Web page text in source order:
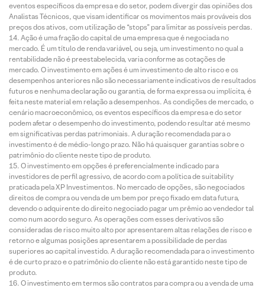
eventos específicos da empresa e do setor, podem divergir das opiniões dos
Analistas Técnicos, que visam identificar os movimentos mais prováveis dos
preços dos ativos, com utilização de “stops” para limitar as possíveis perdas.
Ação é uma fração do capital de uma empresa que é negociada no
mercado. É um título de renda variável, ou seja, um investimento no qual a
rentabilidade não é preestabelecida, varia conforme as cotações de
mercado. O investimento em ações é um investimento de alto risco e os
desempenhos anteriores não são necessariamente indicativos de resultados
futuros e nenhuma declaração ou garantia, de forma expressa ou implícita, é
feita neste material em relação a desempenhos. As condições de mercado, o
cenário macroeconômico, os eventos específicos da empresa e do setor
podem afetar o desempenho do investimento, podendo resultar até mesmo
em significativas perdas patrimoniais. A duração recomendada para o
investimento é de médio-longo prazo. Não há quaisquer garantias sobre o
patrimônio do cliente neste tipo de produto.
O investimento em opções é preferencialmente indicado para
investidores de perfil agressivo, de acordo com a política de suitability
praticada pela XP Investimentos. No mercado de opções, são negociados
direitos de compra ou venda de um bem por preço fixado em data futura,
devendo o adquirente do direito negociado pagar um prêmio ao vendedor tal
como num acordo seguro. As operações com esses derivativos são
consideradas de risco muito alto por apresentarem altas relações de risco e
retorno e algumas posições apresentarem a possibilidade de perdas
superiores ao capital investido. A duração recomendada para o investimento
é de curto prazo e o patrimônio do cliente não está garantido neste tipo de
produto.
O investimento em termos são contratos para compra ou a venda de uma